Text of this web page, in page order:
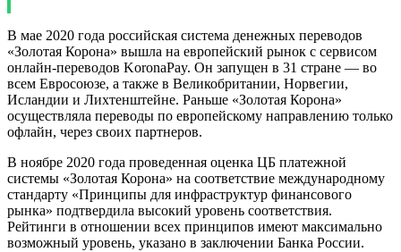
В мае 2020 года российская система денежных переводов
«Золотая Корона» вышла на европейский рынок с сервисом
онлайн-переводов KoronaPay. Он запущен в 31 стране — во
всем Евросоюзе, а также в Великобритании, Норвегии,
Исландии и Лихтенштейне. Раньше «Золотая Корона»
осуществляла переводы по европейскому направлению только
офлайн, через своих партнеров.
В ноябре 2020 года проведенная оценка ЦБ платежной
системы «Золотая Корона» на соответствие международному
стандарту «Принципы для инфраструктур финансового
рынка» подтвердила высокий уровень соответствия.
Рейтинги в отношении всех принципов имеют максимально
возможный уровень, указано в заключении Банка России.